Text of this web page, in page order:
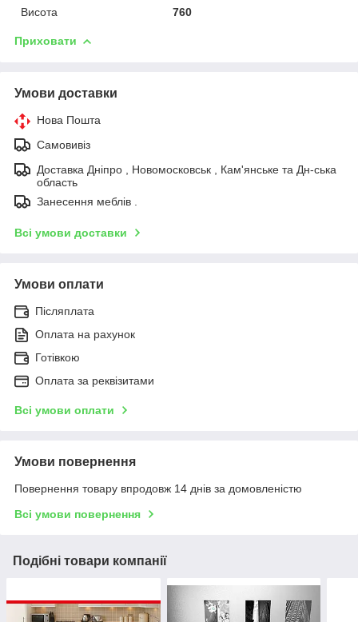
Висота
760
Приховати
Умови доставки
Нова Пошта
Самовивіз
Доставка Дніпро , Новомосковськ , Кам'янське та Дн-ська
область
Занесення меблів .
Всі умови доставки
Умови оплати
Післяплата
Оплата на рахунок
Готівкою
Оплата за реквізитами
Всі умови оплати
Умови повернення
Повернення товару впродовж 14 днів за домовленістю
Всі умови повернення
Подібні товари компанії